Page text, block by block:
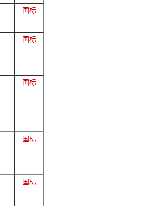
国标
国标
国标
国标
国标